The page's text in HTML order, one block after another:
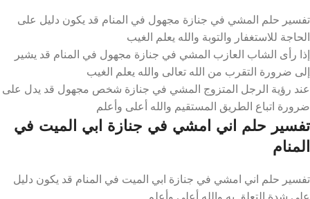
تفسير حلم المشي في جنازة مجهول في المنام قد يكون دليل على
الحاجة للاستغفار والتوبة والله يعلم الغيب
إذا رأى الشاب العازب المشي في جنازة مجهول في المنام قد يشير
إلى ضرورة التقرب من الله تعالى والله يعلم الغيب
عند رؤية الرجل المتزوج المشي في جنازة شخص مجهول قد يدل على
ضرورة اتباع الطريق المستقيم والله أعلى وأعلم
تفسير حلم اني امشي في جنازة ابي الميت في
المنام
تفسير حلم اني امشي في جنازة ابي الميت في المنام قد يكون دليل
على شدة التعلق به والله أعلى وأعلم